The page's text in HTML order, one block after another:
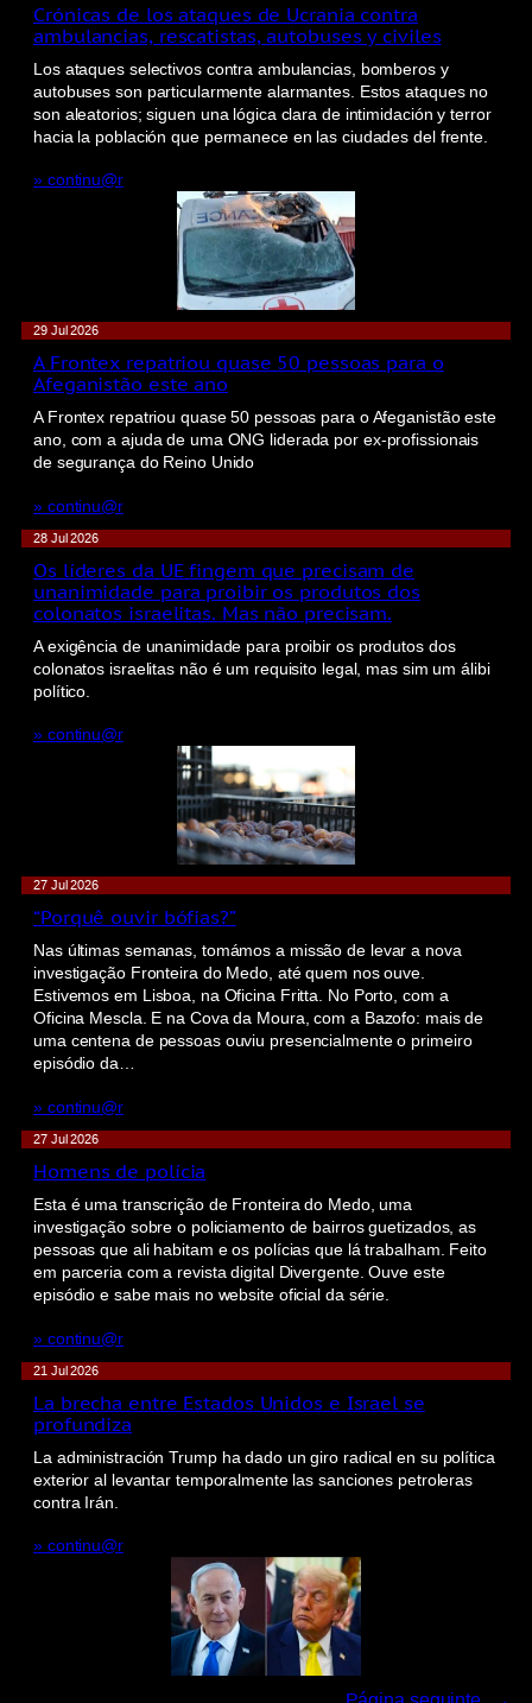
Crónicas de los ataques de Ucrania contra
ambulancias, rescatistas, autobuses y civiles
Los ataques selectivos contra ambulancias, bomberos y
autobuses son particularmente alarmantes. Estos ataques no
son aleatorios; siguen una lógica clara de intimidación y terror
hacia la población que permanece en las ciudades del frente.
» continu@r
29 Jul 2026
A Frontex repatriou quase 50 pessoas para o
Afeganistão este ano
A Frontex repatriou quase 50 pessoas para o Afeganistão este
ano, com a ajuda de uma ONG liderada por ex-profissionais
de segurança do Reino Unido
» continu@r
28 Jul 2026
Os líderes da UE fingem que precisam de
unanimidade para proibir os produtos dos
colonatos israelitas. Mas não precisam.
A exigência de unanimidade para proibir os produtos dos
colonatos israelitas não é um requisito legal, mas sim um álibi
político.
» continu@r
27 Jul 2026
“Porquê ouvir bófias?”
Nas últimas semanas, tomámos a missão de levar a nova
investigação Fronteira do Medo, até quem nos ouve.
Estivemos em Lisboa, na Oficina Fritta. No Porto, com a
Oficina Mescla. E na Cova da Moura, com a Bazofo: mais de
uma centena de pessoas ouviu presencialmente o primeiro
episódio da…
» continu@r
27 Jul 2026
Homens de polícia
Esta é uma transcrição de Fronteira do Medo, uma
investigação sobre o policiamento de bairros guetizados, as
pessoas que ali habitam e os polícias que lá trabalham. Feito
em parceria com a revista digital Divergente. Ouve este
episódio e sabe mais no website oficial da série.
» continu@r
21 Jul 2026
La brecha entre Estados Unidos e Israel se
profundiza
La administración Trump ha dado un giro radical en su política
exterior al levantar temporalmente las sanciones petroleras
contra Irán.
» continu@r